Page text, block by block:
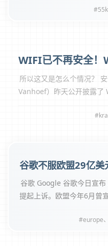
（自动瞄准 无后座）的嫌
所以这又是怎么个情况？
Vanhoef）昨天公开披露了
协议来加密 Wi-Fi 流量，
谷歌 Google 谷歌今日宣
提起上诉。欧盟今年6月曾
亿欧元(约合29亿美元)的
europe